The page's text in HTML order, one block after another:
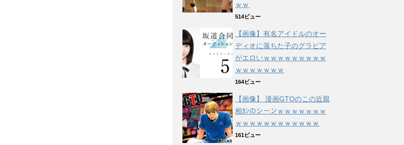
ｗｗ
514ビュー
【画像】有名アイドルのオー
ディオに落ちた子のグラビア
がエロいｗｗｗｗｗｗｗｗｗ
ｗｗｗｗｗｗｗ
164ビュー
【画像】 漫画GTOのこの近親
相ｶﾝのシーンｗｗｗｗｗｗｗ
ｗｗｗｗｗｗｗｗｗｗｗｗ
161ビュー